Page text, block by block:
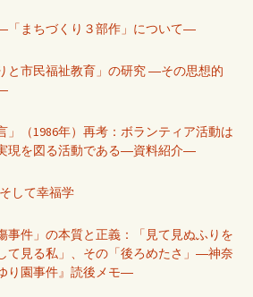
「まちづくり３部作」について―
市民福祉教育」の研究 ―その思想的
」（1986年）再考：ボランティア活動は
現を図る活動である―資料紹介―
して幸福学
事件」の本質と正義：「見て見ぬふりを
て見る私」、その「後ろめたさ」―神奈
り園事件』読後メモ―